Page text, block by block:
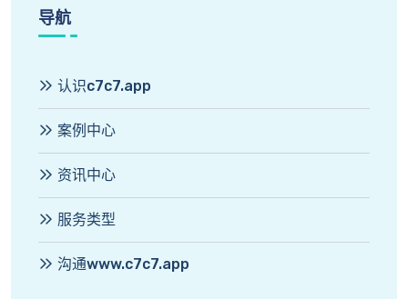
导航
认识c7c7.app
案例中心
资讯中心
服务类型
沟通www.c7c7.app